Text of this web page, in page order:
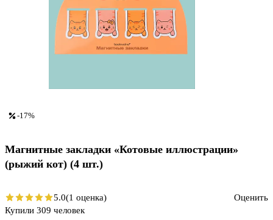
-17%
Магнитные закладки «Котовые иллюстрации»
(рыжий кот) (4 шт.)
5.0(1 оценка)
Оценить
Купили 309 человек